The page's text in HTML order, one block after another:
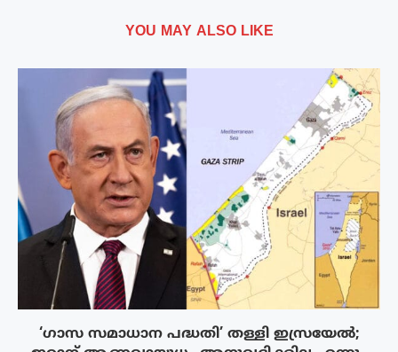
YOU MAY ALSO LIKE
‘ഗാസ സമാധാന പദ്ധതി’ തള്ളി ഇസ്രയേൽ;